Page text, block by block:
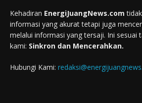
Kehadiran EnergiJuangNews.com
informasi yang akurat tetapi juga
melalui informasi yang tersaji. Ini sesuai
kami: Sinkron dan Mencerahkan.
Hubungi Kami: